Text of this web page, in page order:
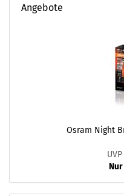
Angebote
Osram Night
Nur